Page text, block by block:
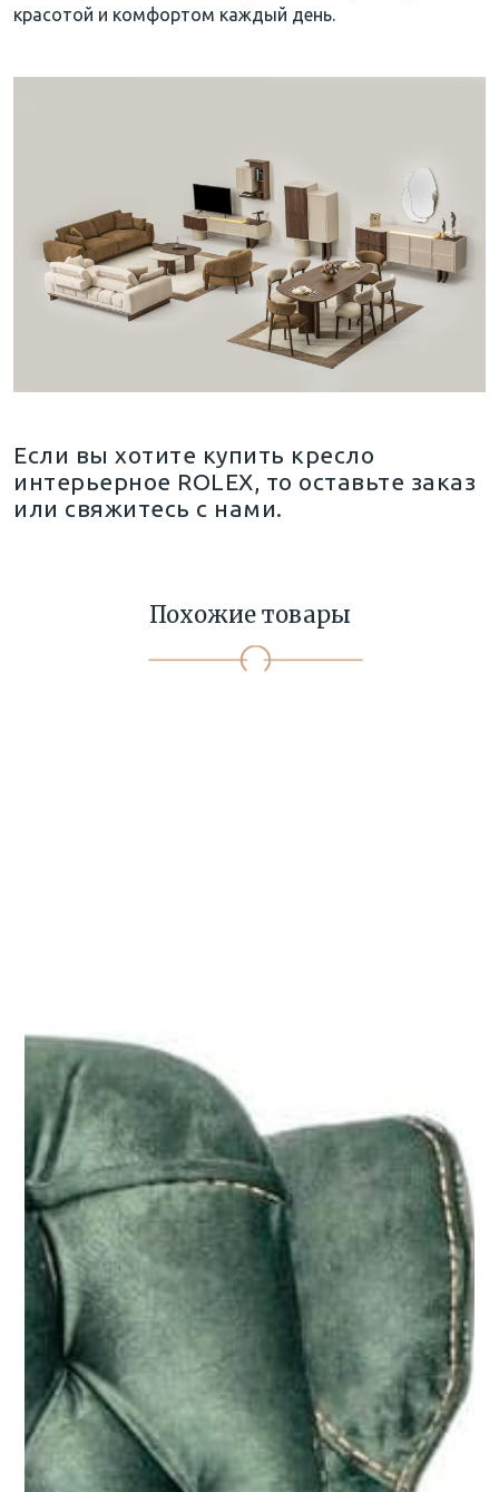
красотой и комфортом каждый день.
Если вы хотите купить кресло
интерьерное ROLEX, то оставьте заказ
или свяжитесь с нами.
Похожие товары